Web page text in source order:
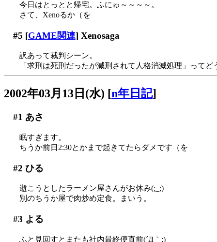
今日はとっとと帰宅。ふにゅ～～～～。
さて、Xenoるか（を
#5 [GAME関連] Xenosaga
訳あって裁判シーン。
「求刑は死刑だったが減刑されて人格消滅処理」ってど
2002年03月13日(水) [n年日記]
#1 あさ
眠すぎます。
ちうか前日2:30とかまで起きてたらダメです（を
#2 ひる
逝こうとしたラーメン屋さんがお休み(;_;)
別のちうか屋で肉炒め定食。まいう。
#3 よる
ふと見回すとまたも社内最終便直前(´Д｀;)